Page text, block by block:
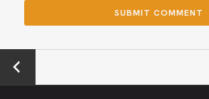
←
Previou